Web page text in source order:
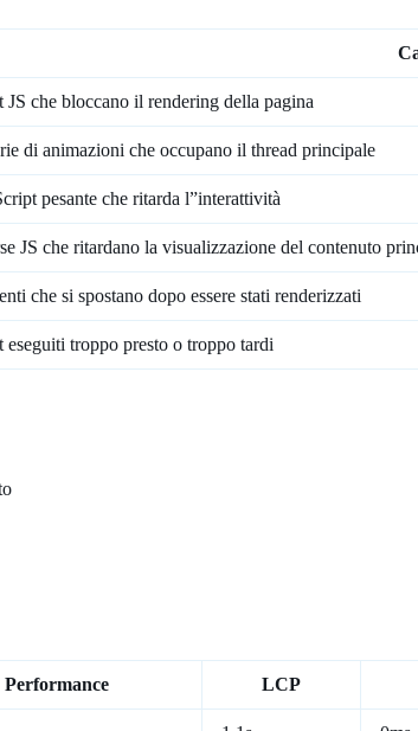
JS che bloccano il rendering della pagina
di animazioni che occupano il thread principale
pesante che ritarda l”interattività
JS che ritardano la visualizzazione del contenuto
che si spostano dopo essere stati renderizzati
eseguiti troppo presto o troppo tardi
Performance LCP